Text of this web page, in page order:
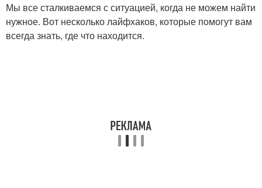
Мы все сталкиваемся с ситуацией, когда не можем найти
нужное. Вот несколько лайфхаков, которые помогут вам
всегда знать, где что находится.